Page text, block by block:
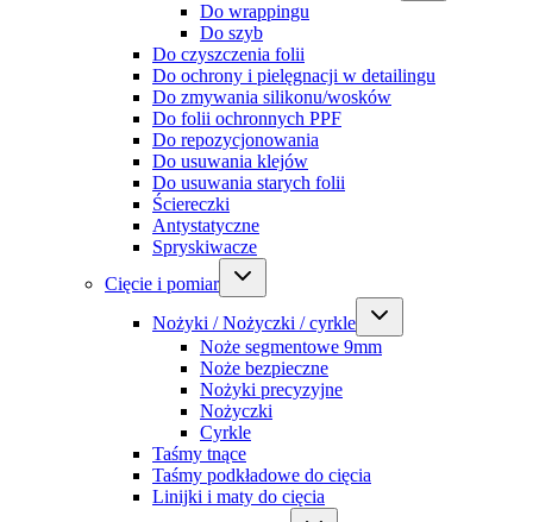
Do wrappingu
Do szyb
Do czyszczenia folii
Do ochrony i pielęgnacji w detailingu
Do zmywania silikonu/wosków
Do folii ochronnych PPF
Do repozycjonowania
Do usuwania klejów
Do usuwania starych folii
Ściereczki
Antystatyczne
Spryskiwacze
Cięcie i pomiar
Nożyki / Nożyczki / cyrkle
Noże segmentowe 9mm
Noże bezpieczne
Nożyki precyzyjne
Nożyczki
Cyrkle
Taśmy tnące
Taśmy podkładowe do cięcia
Linijki i maty do cięcia